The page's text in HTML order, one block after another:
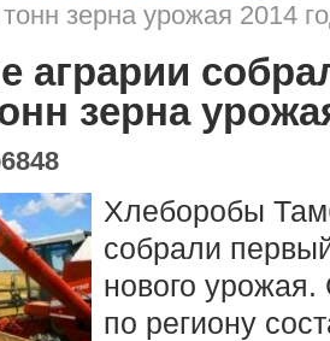
зерна урожая 2014
аграрии
зерна
Хлеборобы
собрали
нового
по региону